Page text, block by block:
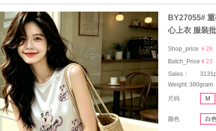
BY27055#
心上衣 服裝
Shop_price ￥28
Batch_Price：￥23
Sales：
Weight: 380gram
尺码 M
颜色 白